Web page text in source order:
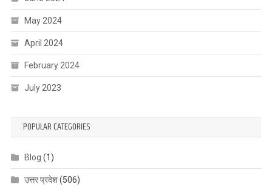
May 2024
April 2024
February 2024
July 2023
POPULAR CATEGORIES
Blog (1)
उत्तर प्रदेश(506)